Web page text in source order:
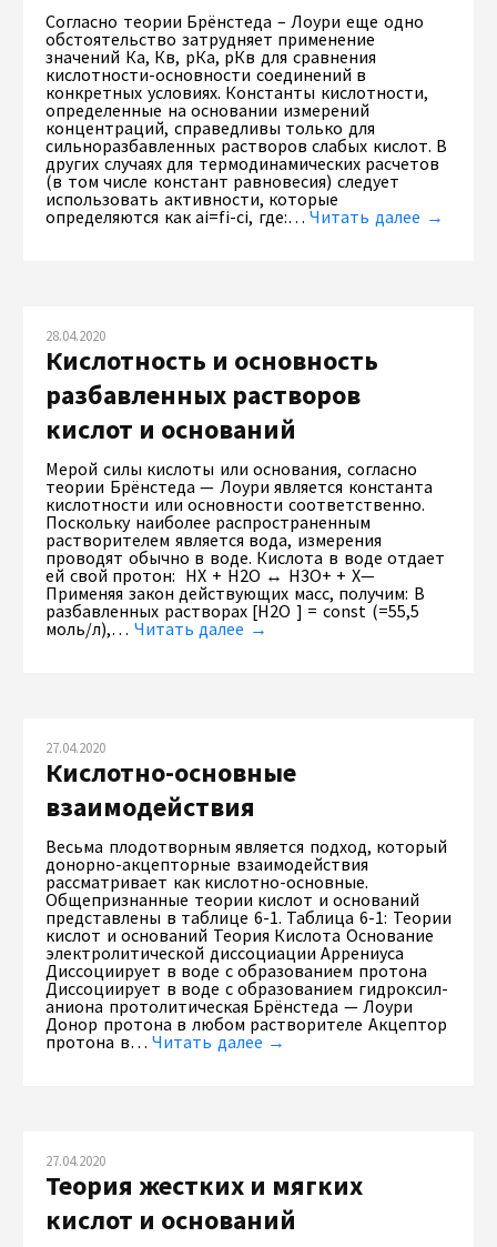
Согласно теории Брёнстеда – Лоури еще одно
обстоятельство затрудняет применение
значений Ка, Кв, рКа, рКв для сравнения
кислотности-основности соединений в
конкретных условиях. Константы кислотности,
определенные на основании измерений
концентраций, справедливы только для
сильноразбавленных растворов слабых кислот. В
других случаях для термодинамических расчетов
(в том числе констант равновесия) следует
использовать активности, которые
определяются как ai=fi-ci, где:…Читать далее →
28.04.2020
Кислотность и основность
разбавленных растворов
кислот и оснований
Мерой силы кислоты или основания, согласно
теории Брёнстеда — Лоури является константа
кислотности или основности соответственно.
Поскольку наиболее распространенным
растворителем является вода, измерения
проводят обычно в воде. Кислота в воде отдает
ей свой протон: НХ + Н2O ↔ Н3O+ + X—
Применяя закон действующих масс, получим: В
разбавленных растворах [Н2O ] = const (=55,5
моль/л),… Читать далее →
27.04.2020
Кислотно-основные
взаимодействия
Весьма плодотворным является подход, который
донорно-акцепторные взаимодействия
рассматривает как кислотно-основные.
Общепризнанные теории кислот и оснований
представлены в таблице 6-1. Таблица 6-1: Теории
кислот и оснований Теория Кислота Основание
электролитической диссоциации Аррениуса
Диссоциирует в воде с образованием протона
Диссоциирует в воде с образованием гидроксил-
аниона протолитическая Брёнстеда — Лоури
Донор протона в любом растворителе Акцептор
протона в…Читать далее →
27.04.2020
Теория жестких и мягких
кислот и оснований